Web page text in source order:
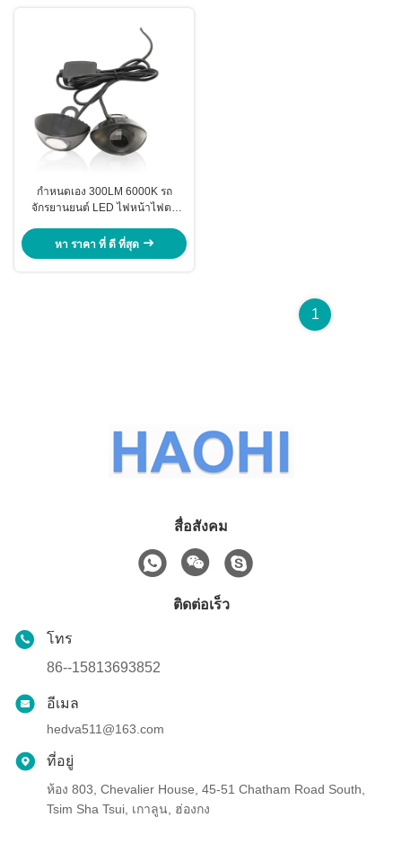
กำหนดเอง 300LM 6000K รถ
จักรยานยนต์ LED ไฟหน้าไฟตา
หา ราคา ที่ ดี ที่สุด
1
สื่อสังคม
ติดต่อเร็ว
โทร
86--15813693852
อีเมล
hedva511@163.com
ที่อยู่
ห้อง 803, Chevalier House, 45-51 Chatham Road South,
Tsim Sha Tsui, เกาลูน, ฮ่องกง